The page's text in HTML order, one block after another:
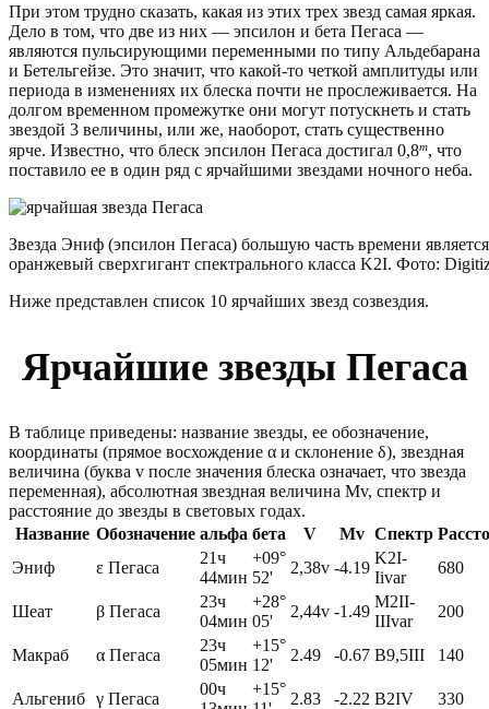
При этом трудно сказать, какая из этих трех звезд самая яркая.
Дело в том, что две из них — эпсилон и бета Пегаса —
являются пульсирующими переменными по типу Альдебарана
и Бетельгейзе. Это значит, что какой-то четкой амплитуды или
периода в изменениях их блеска почти не прослеживается. На
долгом временном промежутке они могут потускнеть и стать
звездой 3 величины, или же, наоборот, стать существенно
ярче. Известно, что блеск эпсилон Пегаса достигал 0,8m, что
поставило ее в один ряд с ярчайшими звездами ночного неба.
Звезда Эниф (эпсилон Пегаса) большую часть времени
оранжевый сверхгигант спектрального класса K2I. Фото:
Ниже представлен список 10 ярчайших звезд созвездия.
Ярчайшие звезды Пегаса
В таблице приведены: название звезды, ее обозначение,
координаты (прямое восхождение α и склонение δ), звездная
величина (буква v после значения блеска означает, что звезда
переменная), абсолютная звездная величина Mv, спектр и
расстояние до звезды в световых годах.
Название Обозначение альфа бета V Mv Спектр
Эниф
ε Пегаса
21ч
44мин
+09°
52'
2,38v -4.19
K2I-
Iivar
680
Шеат β Пегаса
23ч
04мин
+28°
05'
2,44v -1.49
M2II-
IIIvar
200
Макраб α Пегаса
23ч
05мин
+15°
12'
2.49 -0.67 B9,5III 140
Альгениб γ Пегаса
00ч
+15°
2.83 -2.22 B2IV 330